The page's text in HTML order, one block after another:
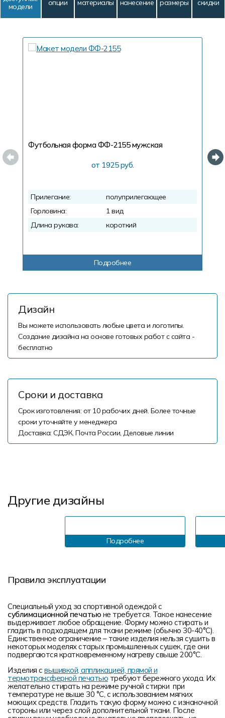
модели
опции материалы нанесение размеры скидки
Футбольная форма ФФ-2155мужская
от 1925 руб.
Прилегание:
полуприлегающее
Горловина:
1 вид
Длина рукава:
короткий
Подробнее
Дизайн
Вы можете использовать любые цвета и логотипы.
Создание дизайна на основе готовых работ с сайта -
бесплатно
Сроки и доставка
Срок изготовления: от 10 рабочих дней. Более точные
сроки уточняйте у менеджера
Доставка: СДЭК, Почта России, Деловые линии
Другие дизайны
Подробнее
Правила эксплуатации
Специальный уход за спортивной одеждой с
сублимационной печатью не требуется. Такое нанесение
выдерживает любое обращение. Форму можно стирать и
гладить в подходящем для ткани режиме (обычно 30-40°С).
Единственное ограничение – такие изделия нельзя сушить в
некоторых моделях старых промышленных сушек, где они
подвергаются кратковременному нагреву свыше 200°С.
Изделия с вышивкой, аппликацией, прямой и
термотрансферной печатью требуют бережного ухода. Их
желательно стирать на режиме ручной стирки при
температуре не выше 30 °C, с использованием мягких
моющих средств. Гладить такую форму можно с изнаночной
стороны или через слой дополнительной ткани. После